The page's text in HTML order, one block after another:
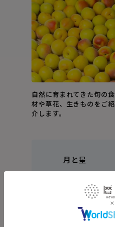
自然に育まれてきた旬の食
材や草花、生きものをご紹
介します。
月と星